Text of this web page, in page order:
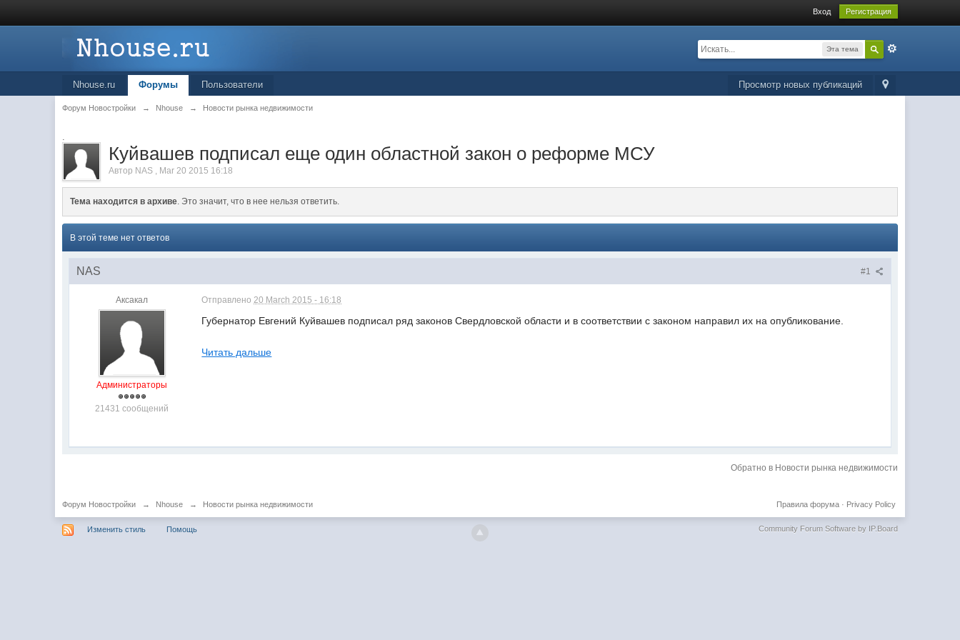
Вход Регистрация
Эта тема
Просмотр новых публикаций
Nhouse.ru Форумы Пользователи
Форум Новостройки → Nhouse → Новости рынка недвижимости
.
Куйвашев подписал еще один областной закон о реформе МСУ
Автор NAS , Mar 20 2015 16:18
Тема находится в архиве. Это значит, что в нее нельзя ответить.
В этой теме нет ответов
#1
NAS
Аксакал
Администраторы
21431 сообщений
Отправлено20 March 2015 - 16:18
Губернатор Евгений Куйвашев подписал ряд законов Свердловской области и в соответствии с законом направил их на опубликование.
Читать дальше
Обратно в Новости рынка недвижимости
Форум Новостройки → Nhouse → Новости рынка недвижимости Privacy Policy
Правила форума·
Изменить стиль Помощь Community Forum Software by IP.Board